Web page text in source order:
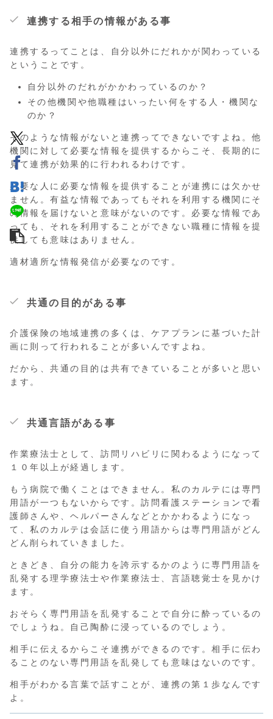
連携する相手の情報がある事
連携するってことは、自分以外にだれかが関わっている
ということです。
自分以外のだれがかかわっているのか？
その他機関や他職種はいったい何をする人・機関な
のか？
そのような情報がないと連携ってできないですよね。他
機関に対して必要な情報を提供するからこそ、長期的に
見て連携が効果的に行われるわけです。
必要な人に必要な情報を提供することが連携には欠かせ
ません。有益な情報であってもそれを利用する機関にそ
の情報を届けないと意味がないのです。必要な情報であ
っても、それを利用することができない職種に情報を提
供しても意味はありません。
適材適所な情報発信が必要なのです。
共通の目的がある事
介護保険の地域連携の多くは、ケアプランに基づいた計
画に則って行われることが多いんですよね。
だから、共通の目的は共有できていることが多いと思い
ます。
共通言語がある事
作業療法士として、訪問リハビリに関わるようになって
１０年以上が経過します。
もう病院で働くことはできません。私のカルテには専門
用語が一つもないからです。訪問看護ステーションで看
護師さんや、ヘルパーさんなどとかかわるようになっ
て、私のカルテは会話に使う用語からは専門用語がどん
どん削られていきました。
ときどき、自分の能力を誇示するかのように専門用語を
乱発する理学療法士や作業療法士、言語聴覚士を見かけ
ます。
おそらく専門用語を乱発することで自分に酔っているの
でしょうね。自己陶酔に浸っているのでしょう。
相手に伝えるからこそ連携ができるのです。相手に伝わ
ることのない専門用語を乱発しても意味はないのです。
相手がわかる言葉で話すことが、連携の第１歩なんです
よ。